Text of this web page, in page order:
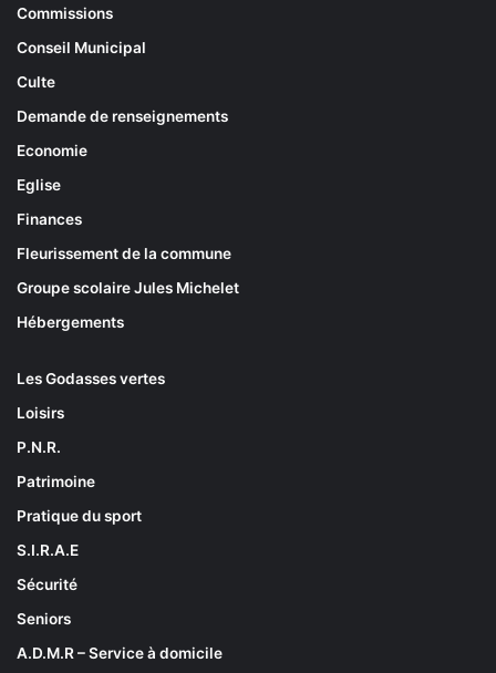
Commissions
Conseil Municipal
Culte
Demande de renseignements
Economie
Eglise
Finances
Fleurissement de la commune
Groupe scolaire Jules Michelet
Hébergements
Les Godasses vertes
Loisirs
P.N.R.
Patrimoine
Pratique du sport
S.I.R.A.E
Sécurité
Seniors
A.D.M.R – Service à domicile